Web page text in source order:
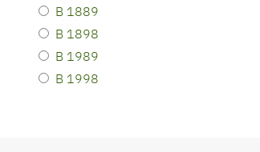
В 1889
В 1898
В 1989
В 1998